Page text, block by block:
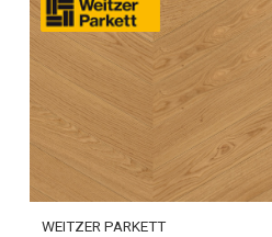
WEITZER PARKETT